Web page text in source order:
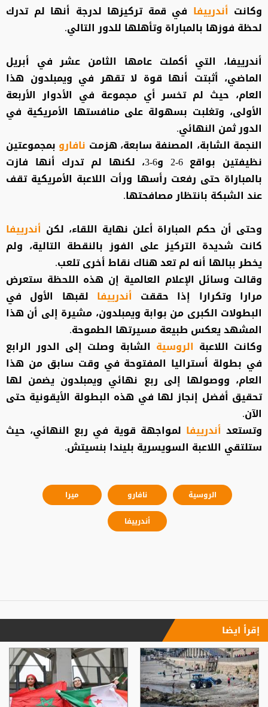
وكانت أندرييفا في قمة تركيزها لدرجة أنها لم تدرك
لحظة فوزها بالمباراة وتأهلها للدور التالي.
أندرييفا، التي أكملت عامها الثامن عشر في أبريل
الماضي، أثبتت أنها قوة لا تقهر في ويمبلدون هذا
العام، حيث لم تخسر أي مجموعة في الأدوار الأربعة
الأولى، وتغلبت بسهولة على منافستها الأمريكية في
الدور ثمن النهائي.
النجمة الشابة، المصنفة سابعة، هزمت نافارو بمجموعتين
نظيفتين بواقع 6-2 و6-3، لكنها لم تدرك أنها فازت
بالمباراة حتى رفعت رأسها ورأت اللاعبة الأمريكية تقف
عند الشبكة بانتظار مصافحتها.
وحتى أن حكم المباراة أعلن نهاية اللقاء، لكن أندرييفا
كانت شديدة التركيز على الفوز بالنقطة التالية، ولم
يخطر ببالها أنه لم تعد هناك نقاط أخرى تلعب.
وقالت وسائل الإعلام العالمية إن هذه اللحظة ستعرض
مرارا وتكرارا إذا حققت أندرييفا لقبها الأول في
البطولات الكبرى من بوابة ويمبلدون، مشيرة إلى أن هذا
المشهد يعكس طبيعة مسيرتها الطموحة.
وكانت اللاعبة الروسية الشابة وصلت إلى الدور الرابع
في بطولة أستراليا المفتوحة في وقت سابق من هذا
العام، ووصولها إلى ربع نهائي ويمبلدون يضمن لها
تحقيق أفضل إنجاز لها في هذه البطولة الأيقونية حتى
الآن.
وتستعدأندرييفا لمواجهة قوية في ربع النهائي، حيث
ستلتقي اللاعبة السويسرية بليندا بنسيتش.
الروسية نافارو
ميرا
أندرييفا
إقرأ ايضا